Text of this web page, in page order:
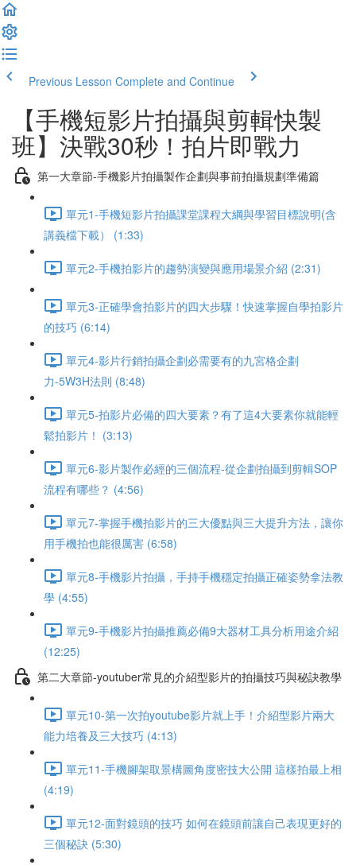
Previous Lesson Complete and Continue
【手機短影片拍攝與剪輯快製
班】決戰30秒！拍片即戰力
第一大章節-手機影片拍攝製作企劃與事前拍攝規劃準備篇
單元1-手機短影片拍攝課堂課程大綱與學習目標說明(含
講義檔下載） (1:33)
單元2-手機拍影片的趨勢演變與應用場景介紹 (2:31)
單元3-正確學會拍影片的四大步驟！快速掌握自學拍影片
的技巧 (6:14)
單元4-影片行銷拍攝企劃必需要有的九宮格企劃
力-5W3H法則 (8:48)
單元5-拍影片必備的四大要素？有了這4大要素你就能輕
鬆拍影片！ (3:13)
單元6-影片製作必經的三個流程-從企劃拍攝到剪輯SOP
流程有哪些？ (4:56)
單元7-掌握手機拍影片的三大優點與三大提升方法，讓你
用手機拍也能很厲害 (6:58)
單元8-手機影片拍攝，手持手機穩定拍攝正確姿勢拿法教
學 (4:55)
單元9-手機影片拍攝推薦必備9大器材工具分析用途介紹
(12:25)
第二大章節-youtuber常見的介紹型影片的拍攝技巧與秘訣教學
單元10-第一次拍youtube影片就上手！介紹型影片兩大
能力培養及三大技巧 (4:13)
單元11-手機腳架取景構圖角度密技大公開 這樣拍最上相
(4:19)
單元12-面對鏡頭的技巧 如何在鏡頭前讓自己表現更好的
三個秘訣 (5:30)